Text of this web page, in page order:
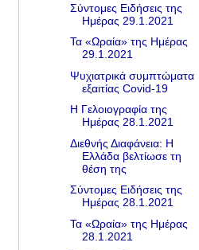
Σύντομες Ειδήσεις της
Ημέρας 29.1.2021
Τα «Ωραία» της Ημέρας
29.1.2021
Ψυχιατρικά συμπτώματα
εξαιτίας Covid-19
Η Γελοιογραφία της
Ημέρας 28.1.2021
Διεθνής Διαφάνεια: Η
Ελλάδα βελτίωσε τη
θέση της
Σύντομες Ειδήσεις της
Ημέρας 28.1.2021
Τα «Ωραία» της Ημέρας
28.1.2021